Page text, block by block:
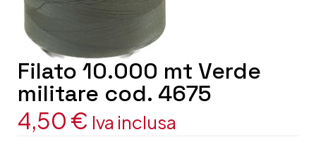
Filato 10.000 mt Verde
militare cod. 4675
4,50 € Iva inclusa